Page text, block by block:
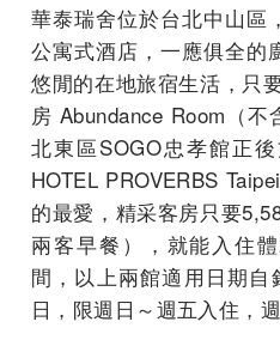
華泰瑞舍位於台北中山區
公寓式酒店，一應俱全的
悠閒的在地旅宿生活，只
房 Abundance Room（
北東區SOGO忠孝館正
HOTEL PROVERBS
的最愛，精采客房只要
兩客早餐），就能入住
間，以上兩館適用日期
日，限週日～週五入住，